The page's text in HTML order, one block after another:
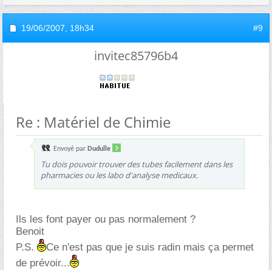
19/06/2007, 18h34 #9
invitec85796b4
Re : Matériel de Chimie
Envoyé par Dudulle
Tu dois pouvoir trouver des tubes facilement dans les
pharmacies ou les labo d'analyse medicaux.
Ils les font payer ou pas normalement ?
Benoit
P.S.
Ce n'est pas que je suis radin mais ça permet
de prévoir...